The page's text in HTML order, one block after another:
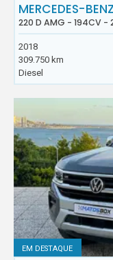
MERCEDES-
220 D AMG - 194CV -
2018
309.750 km
Diesel
EM DESTAQUE